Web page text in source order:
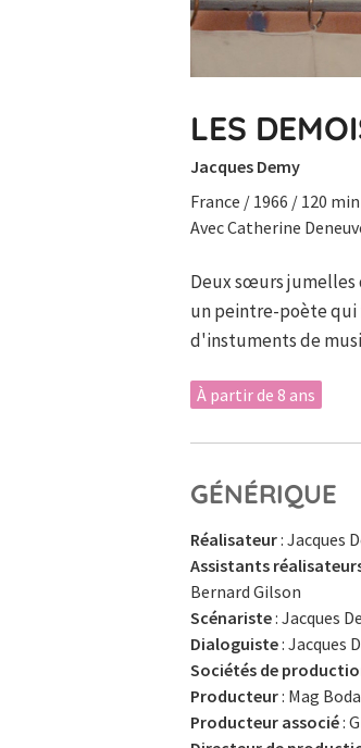
LES
Jacques Demy
France / 1966 / 120 min
Avec Catherine
Deux sœurs
un peintre-poète qui
d'instuments de
À partir de 8 ans
GÉNÉRIQUE
Réalisateur: Jacques
Assistants
Bernard Gilson
Scénariste: Jacques
Dialoguiste: Jacques
Sociétés de
Producteur: Mag
Producteur associé: